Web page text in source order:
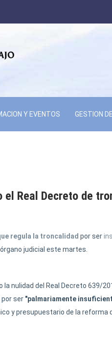
Y EVENTOS GESTION
Real Decreto de
regula la troncalidad por ser
judicial este martes.
la nulidad del Real Decreto 639/
por ser "palmariamente
y presupuestario de la reforma